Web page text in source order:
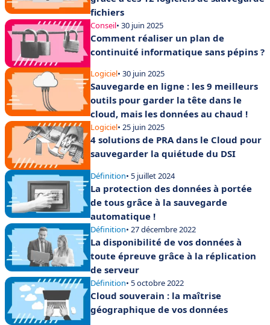
fichiers
Conseil• 30 juin 2025
Comment réaliser un plan de
continuité informatique sans pépins ?
Logiciel• 30 juin 2025
Sauvegarde en ligne : les 9 meilleurs
outils pour garder la tête dans le
cloud, mais les données au chaud !
Logiciel• 25 juin 2025
4 solutions de PRA dans le Cloud pour
sauvegarder la quiétude du DSI
Définition• 5 juillet 2024
La protection des données à portée
de tous grâce à la sauvegarde
automatique !
Définition• 27 décembre 2022
La disponibilité de vos données à
toute épreuve grâce à la réplication
de serveur
Définition• 5 octobre 2022
Cloud souverain : la maîtrise
géographique de vos données